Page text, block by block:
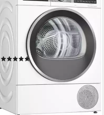
Wärmepumpentrockner Serie
6 WQG235D00,
Selbstreinigender
Kondensator, Halbe Beladung,
Reversierende Trommel
Produktdatenblatt
(98)
699,00 € UVP
-49%
lieferbar - in 4-5 Werktagen bei dir